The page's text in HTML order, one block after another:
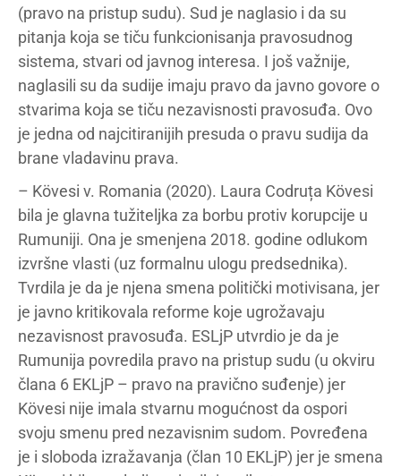
(pravo na pristup sudu). Sud je naglasio i da su
pitanja koja se tiču funkcionisanja pravosudnog
sistema, stvari od javnog interesa. I još važnije,
naglasili su da sudije imaju pravo da javno govore o
stvarima koja se tiču nezavisnosti pravosuđa. Ovo
je jedna od najcitiranijih presuda o pravu sudija da
brane vladavinu prava.
– Kövesi v. Romania (2020). Laura Codruța Kövesi
bila je glavna tužiteljka za borbu protiv korupcije u
Rumuniji. Ona je smenjena 2018. godine odlukom
izvršne vlasti (uz formalnu ulogu predsednika).
Tvrdila je da je njena smena politički motivisana, jer
je javno kritikovala reforme koje ugrožavaju
nezavisnost pravosuđa. ESLjP utvrdio je da je
Rumunija povredila pravo na pristup sudu (u okviru
člana 6 EKLjP – pravo na pravično suđenje) jer
Kövesi nije imala stvarnu mogućnost da ospori
svoju smenu pred nezavisnim sudom. Povređena
je i sloboda izražavanja (član 10 EKLjP) jer je smena